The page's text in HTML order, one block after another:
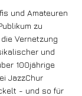
und Amateuren
zu
Vernetzung
und
100jährige
JazzChur
- und so für